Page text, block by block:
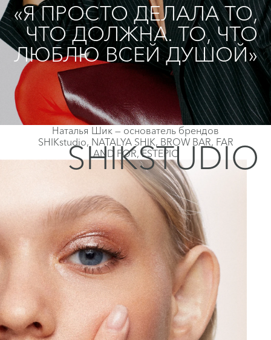
«Я ПРОСТО ДЕЛАЛА ТО,
ЧТО ДОЛЖНА. ТО, ЧТО
ЛЮБЛЮ ВСЕЙ ДУШОЙ»
Наталья Шик — основатель брендов
SHIKstudio, NATALYA SHIK, BROW BAR, FAR
AND FOR, ESTEPIC
SHIKSTUDIO